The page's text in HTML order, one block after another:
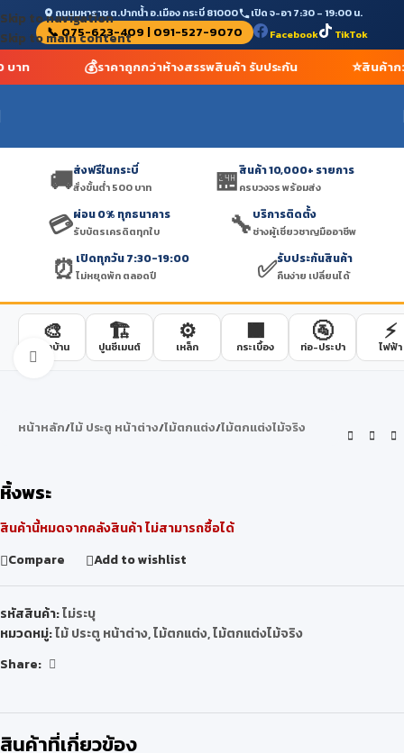
Skip to navigation
Skip to main content
ถนนมหาราช ต.ปากน้ำ อ.เมือง กระบี่ 81000 เปิด จ-อา 7:30 – 19:00 น.
📞 075-623-409 | 091-527-9070 Facebook TikTok
บาท 💰ราคาถูกกว่าห้างสรรพสินค้า รับประกัน ⭐สินค้าก
🚚ส่งฟรีในกระบี่
สั่งขั้นต่ำ 500 บาท 🏪สินค้า 10,000+ รายการ
ครบวงจร พร้อมส่ง
💳ผ่อน 0% ทุกธนาคาร
รับบัตรเครดิตทุกใบ 🔧บริการติดตั้ง
ช่างผู้เชี่ยวชาญมืออาชีพ
⏰ เปิดทุกวัน 7:30-19:00
ไม่หยุดพัก ตลอดปี ✅รับประกันสินค้า
คืนง่าย เปลี่ยนได้
🎨
สีทาบ้าน
🏗️
ปูนซีเมนต์
⚙️
เหล็ก
🟫
กระเบื้อง
🚰
ท่อ-ประปา
⚡
ไฟฟ้า
Click to enlarge
หน้าหลัก/ไม้ ประตู หน้าต่าง/ไม้ตกแต่ง/ไม้ตกแต่งไม้จริง
หิ้งพระ
สินค้านี้หมดจากคลังสินค้า ไม่สามารถซื้อได้
Compare
Add to wishlist
รหัสสินค้า:ไม่ระบุ
หมวดหมู่:ไม้ ประตู หน้าต่าง,ไม้ตกแต่ง,ไม้ตกแต่งไม้จริง
Share:
สินค้าที่เกี่ยวข้อง